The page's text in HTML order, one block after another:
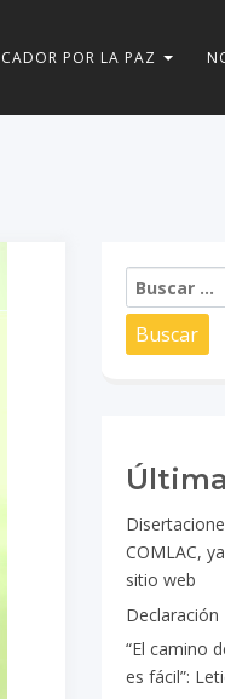
POR LA PAZ
Buscar:
COMLAC,
sitio web
Declaración
“El camino
es fácil”: